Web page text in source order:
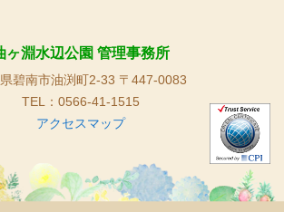
ヶ淵水辺公園 管理事務所
碧南市油渕町2-33 〒447-0083
TEL：0566-41-1515
アクセスマップ